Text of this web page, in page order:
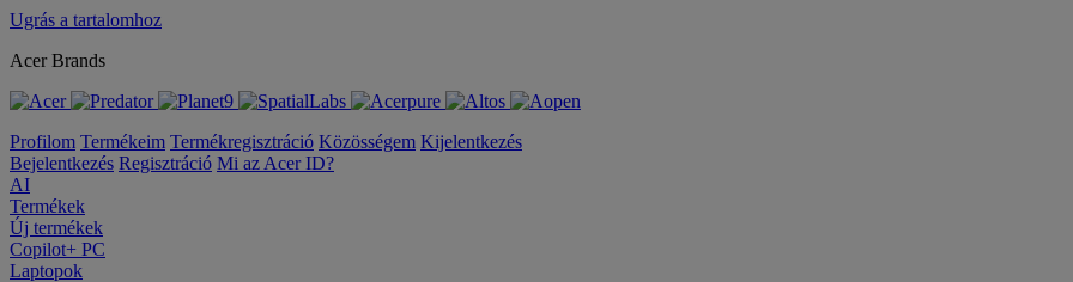
Ugrás a tartalomhoz
Acer Brands
Profilom Termékeim Termékregisztráció Közösségem Kijelentkezés
Bejelentkezés Regisztráció Mi az Acer ID?
AI
Termékek
Új termékek
Copilot+ PC
Laptopok